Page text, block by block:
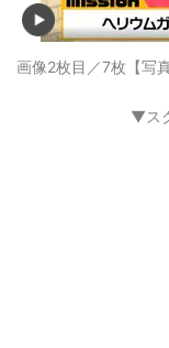
画像2枚目／7枚 【
▼ス